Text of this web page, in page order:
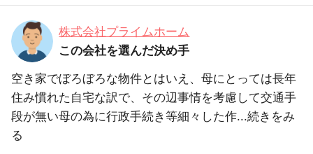
株式会社プライムホーム
この会社を選んだ決め手
空き家でぼろぼろな物件とはいえ、母にとっては長年
住み慣れた自宅な訳で、その辺事情を考慮して交通手
段が無い母の為に行政手続き等細々した作...続きをみ
る